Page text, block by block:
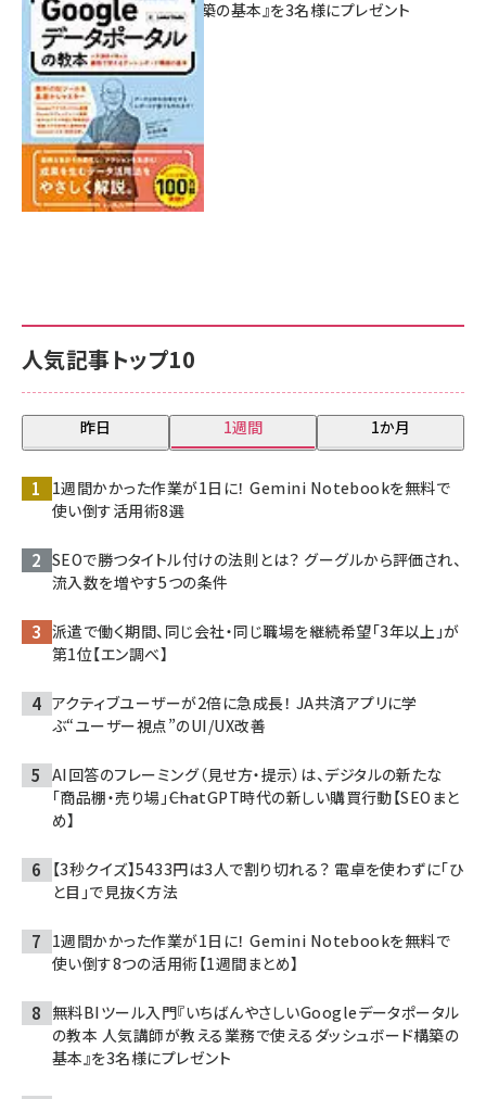
人気記事トップ10
昨日 1週間 1か月
1週間かかった作業が1日に！ Gemini Notebookを無料で
使い倒す活用術8選
SEOで勝つタイトル付けの法則とは？ グーグルから評価され、
流入数を増やす5つの条件
派遣で働く期間、同じ会社・同じ職場を継続希望「3年以上」が
第1位【エン調べ】
アクティブユーザーが2倍に急成長！ JA共済アプリに学
ぶ“ユーザー視点”のUI/UX改善
AI回答のフレーミング（見せ方・提示）は、デジタルの新たな
「商品棚・売り場」――ChatGPT時代の新しい購買行動【SEOまと
め】
【3秒クイズ】5433円は3人で割り切れる？ 電卓を使わずに「ひ
と目」で見抜く方法
1週間かかった作業が1日に！ Gemini Notebookを無料で
使い倒す8つの活用術【1週間まとめ】
無料BIツール入門『いちばんやさしいGoogleデータポータル
の教本 人気講師が教える業務で使えるダッシュボード構築の
基本』を3名様にプレゼント
シュボード構築の基本』を3名様にプレゼント
7月31日 10:00